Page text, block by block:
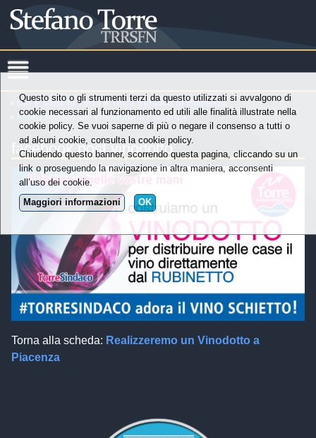
Chi è Stefano Torre »Torre Sindaco di Piacenza
Realizzeremo un Vinodotto a Piacenza
facebook post vinodotto
Torna alla scheda: Realizzeremo un Vinodotto a
Piacenza
Questo sito o gli strumenti terzi da questo utilizzati si avvalgono di
cookie necessari al funzionamento ed utili alle finalità illustrate nella
cookie policy. Se vuoi saperne di più o negare il consenso a tutti o
ad alcuni cookie, consulta la cookie policy.
Chiudendo questo banner, scorrendo questa pagina, cliccando su un
link o proseguendo la navigazione in altra maniera, acconsenti
all’uso dei cookie.
Maggiori informazioni
OK